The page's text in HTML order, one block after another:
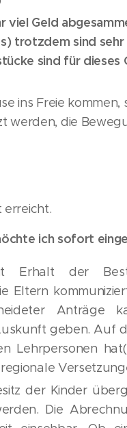
viel Geld
trotzdem sind
sind für dieses
ins Freie
werden, die
erreicht.
ich sofort
Erhalt der
Eltern
Anträge
geben. Auf
Lehrpersonen
der Kinder
Die